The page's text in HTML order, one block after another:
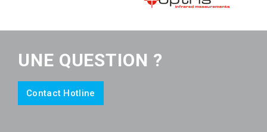
UNE QUESTION ?
Contact Hotline